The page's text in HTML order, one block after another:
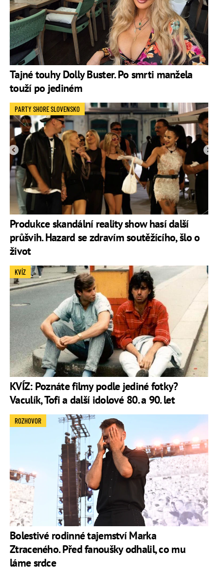
Tajné touhy Dolly Buster. Po smrti manžela
touží po jediném
Produkce skandální reality show hasí další
průšvih. Hazard se zdravím soutěžícího, šlo o
život
PARTY SHORE SLOVENSKO
KVÍZ: Poznáte filmy podle jediné fotky?
Vaculík, Tofi a další idolové 80. a 90. let
KVÍZ
Bolestivé rodinné tajemství Marka
Ztraceného. Před fanoušky odhalil, co mu
láme srdce
ROZHOVOR